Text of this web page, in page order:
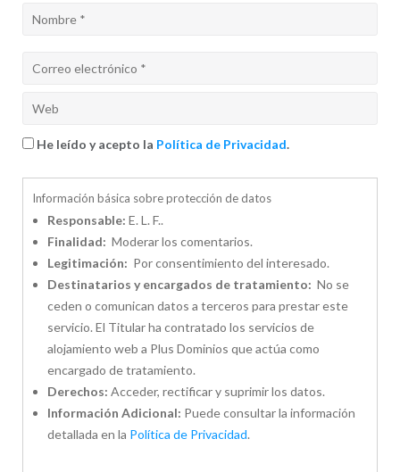
He leído y acepto la Política de Privacidad.
Información básica sobre protección de datos
Responsable: E. L. F..
Finalidad: Moderar los comentarios.
Legitimación: Por consentimiento del interesado.
Destinatarios y encargados de tratamiento: No se
ceden o comunican datos a terceros para prestar este
servicio. El Titular ha contratado los servicios de
alojamiento web a Plus Dominios que actúa como
encargado de tratamiento.
Derechos: Acceder, rectificar y suprimir los datos.
Información Adicional: Puede consultar la información
detallada en la Política de Privacidad.